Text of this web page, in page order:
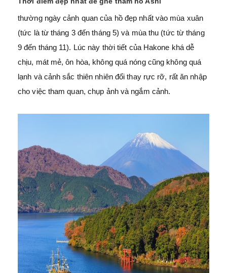
thường ngày cảnh quan của hồ đẹp nhất vào mùa xuân
(tức là từ tháng 3 đến tháng 5) và mùa thu (tức từ tháng
9 đến tháng 11). Lúc này thời tiết của Hakone khá dễ
chịu, mát mẻ, ôn hòa, không quá nóng cũng không quá
lạnh và cảnh sắc thiên nhiên đổi thay rực rỡ, rất ăn nhập
cho việc tham quan, chụp ảnh và ngắm cảnh.